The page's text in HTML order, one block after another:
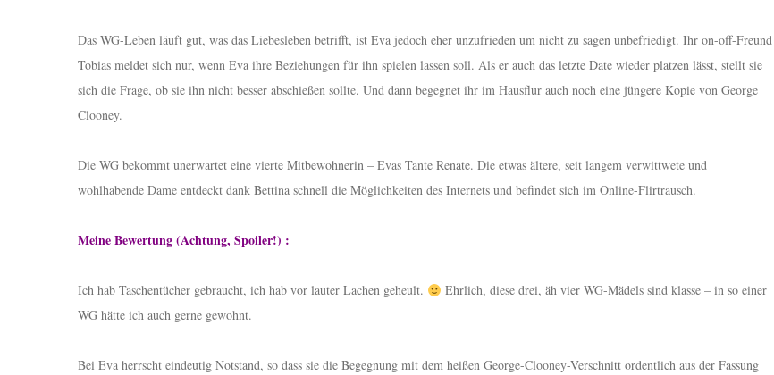
Das WG-Leben läuft gut, was das Liebesleben betrifft, ist Eva jedoch eher unzufrieden um nicht zu sagen unbefriedigt. Ihr on-off-Freund
Tobias meldet sich nur, wenn Eva ihre Beziehungen für ihn spielen lassen soll. Als er auch das letzte Date wieder platzen lässt, stellt sie
sich die Frage, ob sie ihn nicht besser abschießen sollte. Und dann begegnet ihr im Hausflur auch noch eine jüngere Kopie von George
Clooney.
Die WG bekommt unerwartet eine vierte Mitbewohnerin – Evas Tante Renate. Die etwas ältere, seit langem verwittwete und
wohlhabende Dame entdeckt dank Bettina schnell die Möglichkeiten des Internets und befindet sich im Online-Flirtrausch.
Meine Bewertung (Achtung, Spoiler!) :
Ich hab Taschentücher gebraucht, ich hab vor lauter Lachen geheult.
Ehrlich, diese drei, äh vier WG-Mädels sind klasse – in so einer
WG hätte ich auch gerne gewohnt.
Bei Eva herrscht eindeutig Notstand, so dass sie die Begegnung mit dem heißen George-Clooney-Verschnitt ordentlich aus der Fassung